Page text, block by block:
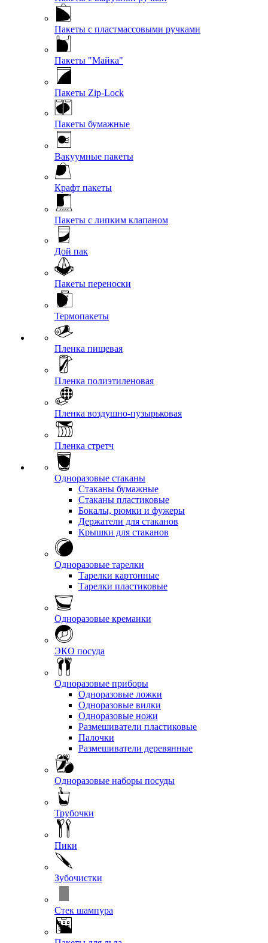
Пакеты с пластмассовыми ручками
Пакеты "Майка"
Пакеты Zip-Lock
Пакеты бумажные
Вакуумные пакеты
Крафт пакеты
Пакеты с липким клапаном
Дой пак
Пакеты переноски
Термопакеты
Пленка пищевая
Пленка полиэтиленовая
Пленка воздушно-пузырьковая
Пленка стретч
Одноразовые стаканы
Стаканы бумажные
Стаканы пластиковые
Бокалы, рюмки и фужеры
Держатели для стаканов
Крышки для стаканов
Одноразовые тарелки
Тарелки картонные
Тарелки пластиковые
Одноразовые креманки
ЭКО посуда
Одноразовые приборы
Одноразовые ложки
Одноразовые вилки
Одноразовые ножи
Размешиватели пластиковые
Палочки
Размешиватели деревянные
Одноразовые наборы посуды
Трубочки
Пики
Зубочистки
Стек шампура